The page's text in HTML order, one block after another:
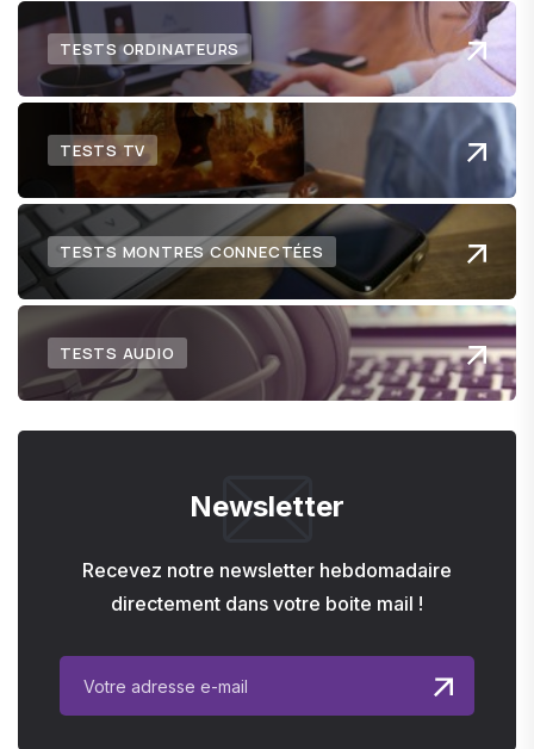
TESTS ORDINATEURS
TESTS TV
TESTS MONTRES CONNECTÉES
TESTS AUDIO
Newsletter
Recevez notre newsletter hebdomadaire
directement dans votre boite mail !